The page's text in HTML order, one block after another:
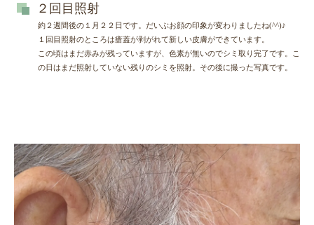
２回目照射
約２週間後の１月２２日です。だいぶお顔の印象が変わりましたね(^^)♪
１回目照射のところは瘡蓋が剥がれて新しい皮膚ができています。
この頃はまだ赤みが残っていますが、色素が無いのでシミ取り完了です。こ
の日はまだ照射していない残りのシミを照射。その後に撮った写真です。